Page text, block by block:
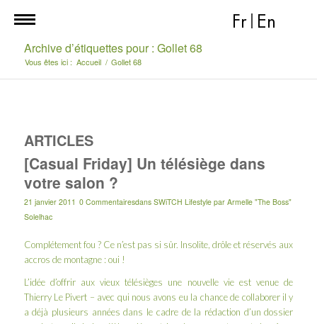
Fr En
Archive d’étiquettes pour : Gollet 68
Vous êtes ici : Accueil / Gollet 68
ARTICLES
[Casual Friday] Un télésiège dans
votre salon ?
21 janvier 2011 0 Commentairesdans SWiTCH Lifestyle par Armelle "The Boss"
Solelhac
Complétement fou ? Ce n’est pas si sûr. Insolite, drôle et réservés aux
accros de montagne : oui !
L’idée d’offrir aux vieux télésièges une nouvelle vie est venue de
Thierry Le Pivert – avec qui nous avons eu la chance de collaborer il y
a déjà plusieurs années dans le cadre de la rédaction d’un dossier